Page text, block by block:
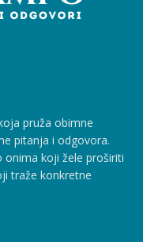
pruža obimne
pitanja i odgovora.
onima koji žele proširiti
traže konkretne